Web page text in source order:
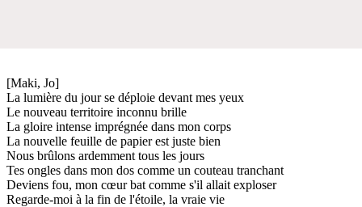
[Maki, Jo]
La lumière du jour se déploie devant mes yeux
Le nouveau territoire inconnu brille
La gloire intense imprégnée dans mon corps
La nouvelle feuille de papier est juste bien
Nous brûlons ardemment tous les jours
Tes ongles dans mon dos comme un couteau tranchant
Deviens fou, mon cœur bat comme s'il allait exploser
Regarde-moi à la fin de l'étoile, la vraie vie